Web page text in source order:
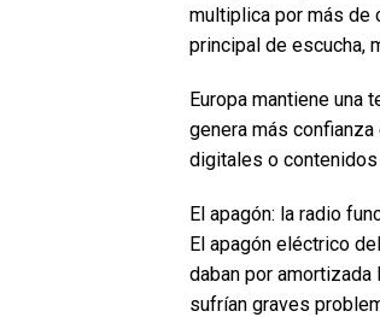
multiplica por más de
principal de escucha,
Europa mantiene una
genera más
digitales o
El apagón: la radio
El apagón eléctrico
daban por
sufrían graves